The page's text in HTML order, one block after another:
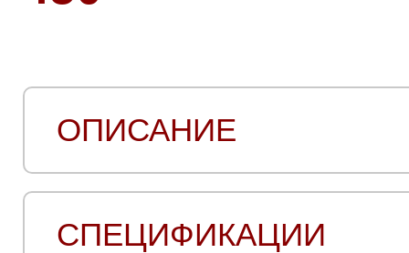
ОПИСАНИЕ
СПЕЦИФИКАЦИИ